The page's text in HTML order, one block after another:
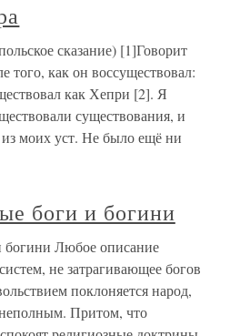
сказание) [1]Говорит
того, как он воссуществовал:
как Хепри [2]. Я
существования, и
моих уст. Не было ещё ни
боги и богини
богини Любое описание
не затрагивающее богов
поклоняется народ,
Притом, что